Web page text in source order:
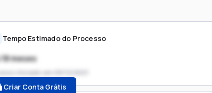
Tempo Estimado do Processo
18 meses
iniciado em
Criar Conta Grátis